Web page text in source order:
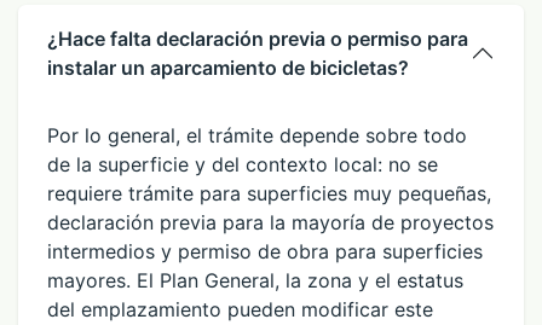
¿Hace falta declaración previa o permiso para
instalar un aparcamiento de bicicletas?
Por lo general, el trámite depende sobre todo
de la superficie y del contexto local: no se
requiere trámite para superficies muy pequeñas,
declaración previa para la mayoría de proyectos
intermedios y permiso de obra para superficies
mayores. El Plan General, la zona y el estatus
del emplazamiento pueden modificar este